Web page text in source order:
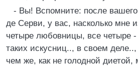
- Вы! Вспомните: после
де Серви, у вас, насколько мне
четыре любовницы, все четыре -
таких искусниц.., в своем деле..,
чем же, как не голодной диетой,